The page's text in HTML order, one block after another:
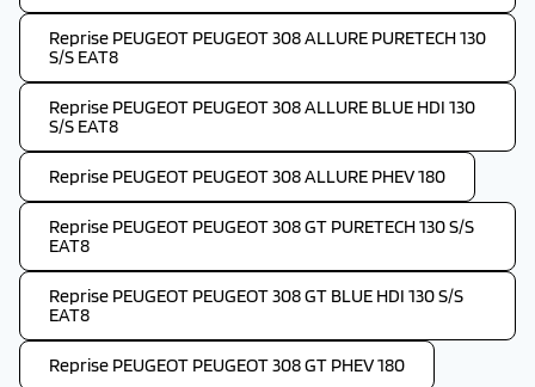
Reprise PEUGEOT PEUGEOT 308 ALLURE PURETECH 130
S/S EAT8
Reprise PEUGEOT PEUGEOT 308 ALLURE BLUE HDI 130
S/S EAT8
Reprise PEUGEOT PEUGEOT 308 ALLURE PHEV 180
Reprise PEUGEOT PEUGEOT 308 GT PURETECH 130 S/S
EAT8
Reprise PEUGEOT PEUGEOT 308 GT BLUE HDI 130 S/S
EAT8
Reprise PEUGEOT PEUGEOT 308 GT PHEV 180